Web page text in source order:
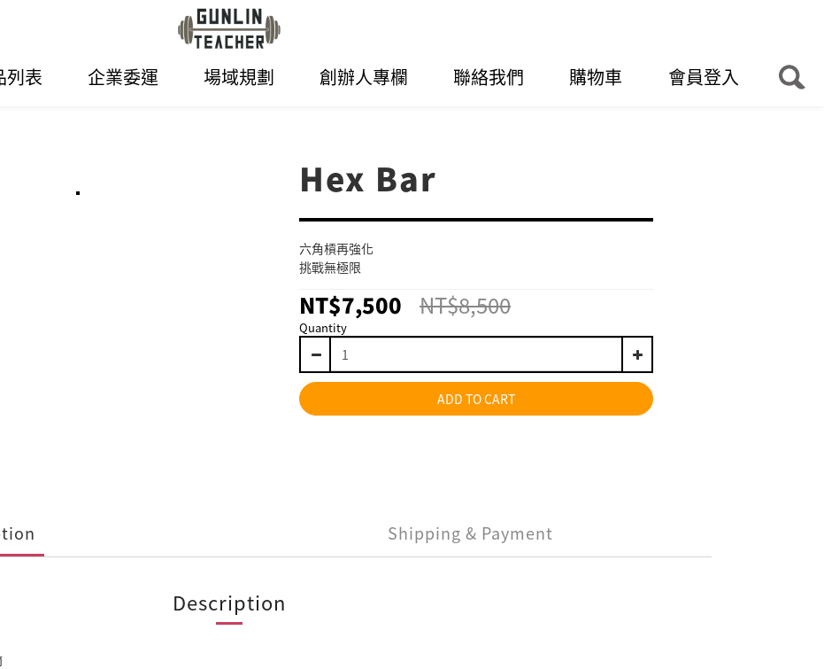
列表 企業委運 場域規劃 創辦人專欄 聯絡我們 購物車 會員登入
Hex Bar
六角槓再強化
挑戰無極限
NT$7,500 NT$8,500
Quantity
ADD TO CART
Shipping & Payment
Description